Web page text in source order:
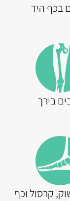
בכף היד
בירך
קרסול וכף